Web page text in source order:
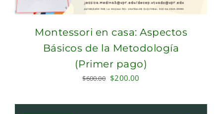
Montessori en casa: Aspectos
Básicos de la Metodología
(Primer pago)
$600.00 Original
was:
$200.00
is: